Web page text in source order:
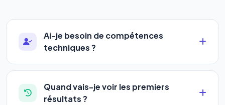
Ai-je besoin de compétences
techniques ?
Absolument pas. Notre logiciel a été conçu pour
être accessible àtous les profils: artisans,
commerçants, auto-entrepreneurs, PME ou
Quand vais-je voir les premiers
résultats ?